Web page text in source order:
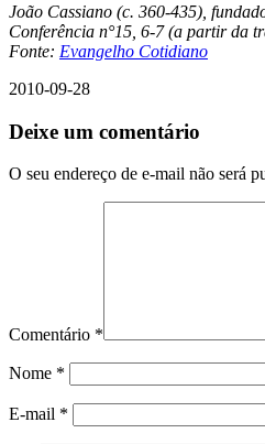
João Cassiano (c. 360-435),
Conferência n°15, 6-7 (a partir da
Fonte: Evangelho Cotidiano
2010-09-28
Deixe um comentário
O seu endereço de e-mail não será
Comentário *
Nome *
E-mail *